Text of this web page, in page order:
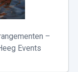
–
Events